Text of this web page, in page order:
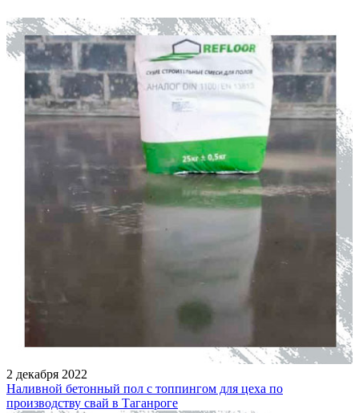
2 декабря 2022
Наливной бетонный пол с топпингом для цеха по
производству свай в Таганроге